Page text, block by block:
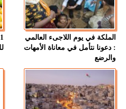
الملكة في يوم اللاجىء العالمي
: دعونا نتأمل في معاناة الأمهات
والرضع